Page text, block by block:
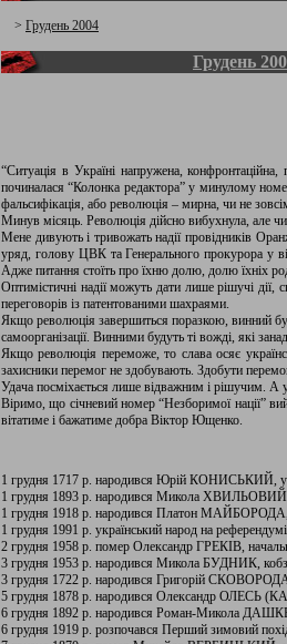
> Грудень 2004
Грудень
“Ситуація в Україні напружена,
починалася “Колонка редактора” у минулому
фальсифікація, або революція – мирна, чи не
Минув місяць. Революція дійсно вибухнула, але
Мене дивують і тривожать надії провідників
уряд, голову ЦВК та Генерального прокурора у
Адже питання стоїть про їхню долю, долю їхніх
Оптимістичні надії можуть дати лише рішучі
переговорів із патентованими шахраями.
Якщо революція завершиться поразкою, винний
самоорганізації. Винними будуть ті вожді, які
Якщо революція переможе, то слава осяє
захисники перемог не здобувають. Здобути
Удача посміхається лише відважним і рішучим. А
Віримо, що січневий номер “Незборимої нації”
вітатиме і бажатиме добра Віктор Ющенко.
1 грудня 1717 р. народився Юрій КОНИСЬКИЙ,
1 грудня 1893 р. народився Микола ХВИЛЬОВИЙ,
1 грудня 1918 р. народився Платон МАЙБОРОДА,
1 грудня 1991 р. український народ на
2 грудня 1958 р. помер Олександр ГРЕКІВ,
3 грудня 1953 р. народився Микола БУДНИК,
3 грудня 1722 р. народився Григорій
5 грудня 1878 р. народився Олександр ОЛЕСЬ
6 грудня 1892 р. народився Роман-Микола
6 грудня 1919 р. розпочався Перший зимовий